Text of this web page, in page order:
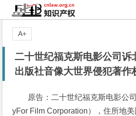
二十世纪福克斯电影公司诉
出版社音像大世界侵犯著作
原告：二十世纪福克斯电影公
yFor Film Corporation），住所地
A+